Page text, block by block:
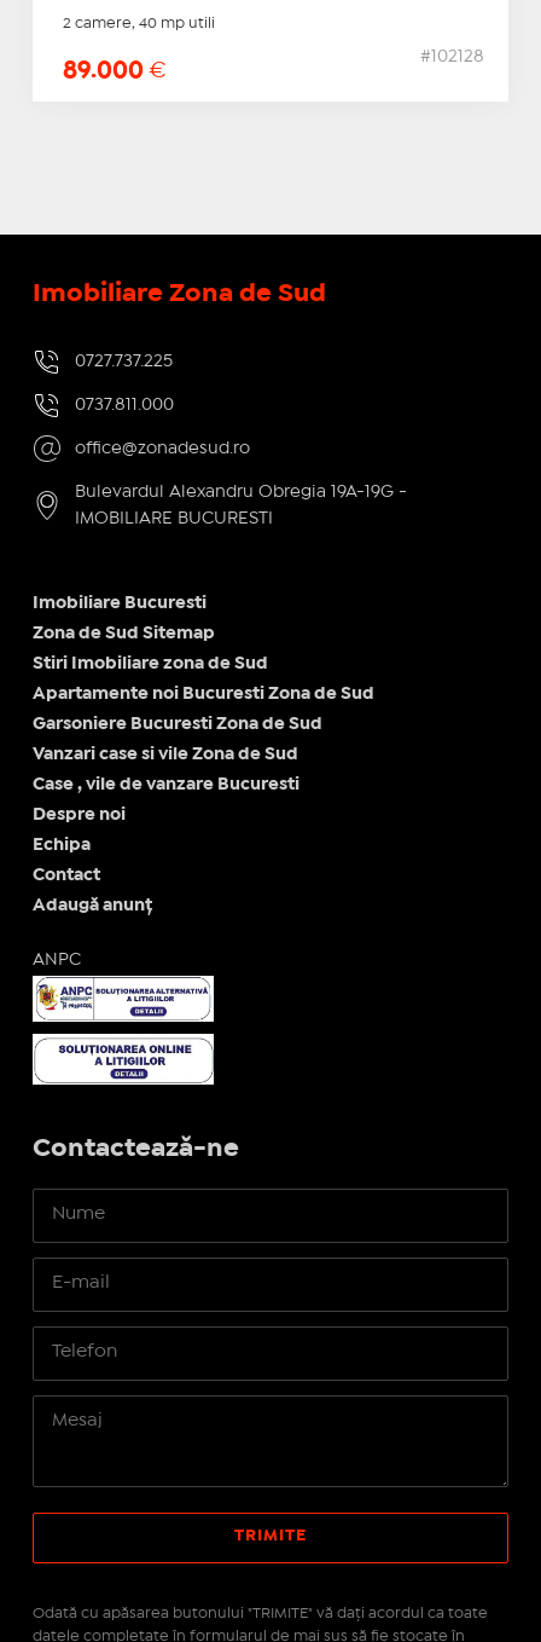
2 camere, 40 mp utili
89.000 €
#102128
Imobiliare Zona de Sud
0727.737.225
0737.811.000
office@zonadesud.ro
Bulevardul Alexandru Obregia 19A-19G -
IMOBILIARE BUCURESTI
Imobiliare Bucuresti
Zona de Sud Sitemap
Stiri Imobiliare zona de Sud
Apartamente noi Bucuresti Zona de Sud
Garsoniere Bucuresti Zona de Sud
Vanzari case si vile Zona de Sud
Case , vile de vanzare Bucuresti
Despre noi
Echipa
Contact
Adaugă anunț
ANPC
Contactează-ne
Odată cu apăsarea butonului "TRIMITE" vă daţi acordul ca toate
datele completate în formularul de mai sus să fie stocate în